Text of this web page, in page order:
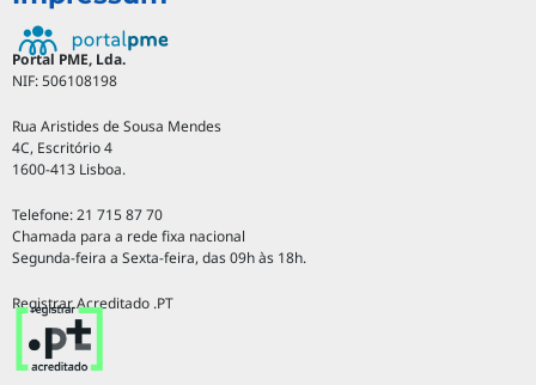
Portal PME, Lda.
NIF: 506108198
Rua Aristides de Sousa Mendes
4C, Escritório 4
1600-413 Lisboa.
Telefone: 21 715 87 70
Chamada para a rede fixa nacional
Segunda-feira a Sexta-feira, das 09h às 18h.
Registrar Acreditado .PT